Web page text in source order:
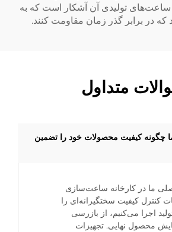
تولیدی آن آشکار است که به
در برابر گذر زمان مقاومت کنند.
متداول
چگونه کیفیت محصولات خود را تضمین
ما در کارخانه ساعت‌سازی
کنترل کیفیت سختگیرانه‌ای را
اجرا می‌کنیم، از بازرسی
محصول نهایی. تجهیزات